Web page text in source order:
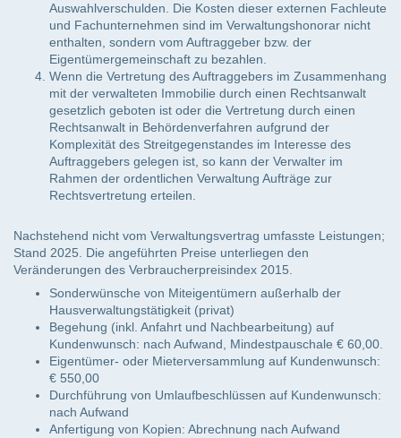
Auswahlverschulden. Die Kosten dieser externen Fachleute
und Fachunternehmen sind im Verwaltungshonorar nicht
enthalten, sondern vom Auftraggeber bzw. der
Eigentümergemeinschaft zu bezahlen.
Wenn die Vertretung des Auftraggebers im Zusammenhang
mit der verwalteten Immobilie durch einen Rechtsanwalt
gesetzlich geboten ist oder die Vertretung durch einen
Rechtsanwalt in Behördenverfahren aufgrund der
Komplexität des Streitgegenstandes im Interesse des
Auftraggebers gelegen ist, so kann der Verwalter im
Rahmen der ordentlichen Verwaltung Aufträge zur
Rechtsvertretung erteilen.
Nachstehend nicht vom Verwaltungsvertrag umfasste Leistungen;
Stand 2025. Die angeführten Preise unterliegen den
Veränderungen des Verbraucherpreisindex 2015.
Sonderwünsche von Miteigentümern außerhalb der
Hausverwaltungstätigkeit (privat)
Begehung (inkl. Anfahrt und Nachbearbeitung) auf
Kundenwunsch: nach Aufwand, Mindestpauschale € 60,00.
Eigentümer- oder Mieterversammlung auf Kundenwunsch:
€ 550,00
Durchführung von Umlaufbeschlüssen auf Kundenwunsch:
nach Aufwand
Anfertigung von Kopien: Abrechnung nach Aufwand